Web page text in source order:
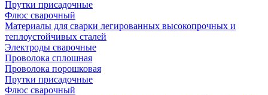
Прутки присадочные
Флюс сварочный
Материалы для сварки легированных высокопрочных и
теплоустойчивых сталей
Электроды сварочные
Проволока сплошная
Проволока порошковая
Прутки присадочные
Флюс сварочный